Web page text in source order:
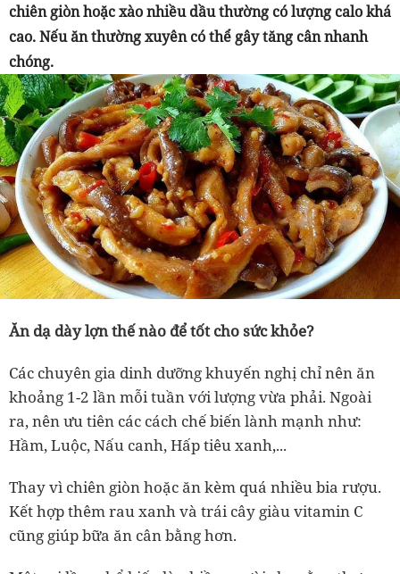
chiên giòn hoặc xào nhiều dầu thường có lượng calo khá
cao. Nếu ăn thường xuyên có thể gây tăng cân nhanh
chóng.
Ăn dạ dày lợn thế nào để tốt cho sức khỏe?
Các chuyên gia dinh dưỡng khuyến nghị chỉ nên ăn
khoảng 1-2 lần mỗi tuần với lượng vừa phải. Ngoài
ra, nên ưu tiên các cách chế biến lành mạnh như:
Hầm, Luộc, Nấu canh, Hấp tiêu xanh,...
Thay vì chiên giòn hoặc ăn kèm quá nhiều bia rượu.
Kết hợp thêm rau xanh và trái cây giàu vitamin C
cũng giúp bữa ăn cân bằng hơn.